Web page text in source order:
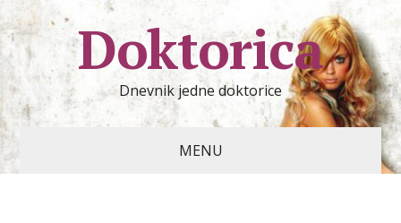
Doktorica
Dnevnik jedne doktorice
MENU